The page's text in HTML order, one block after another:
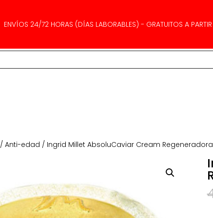
ENVÍOS 24/72 HORAS (DÍAS LABORABLES) - GRATUITOS A
/Anti-edad / Ingrid Millet AbsoluCaviar Cream